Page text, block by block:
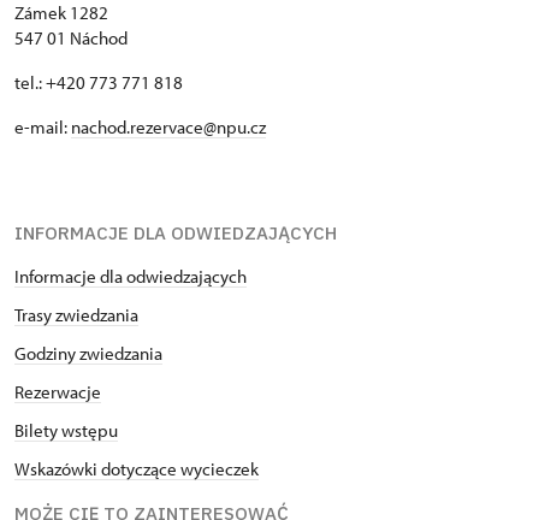
Zámek 1282
547 01 Náchod
tel.: +420 773 771 818
e-mail: nachod.rezervace@npu.cz
INFORMACJE DLA ODWIEDZAJĄCYCH
Informacje dla odwiedzających
Trasy zwiedzania
Godziny zwiedzania
Rezerwacje
Bilety wstępu
Wskazówki dotyczące wycieczek
MOŻE CIĘ TO ZAINTERESOWAĆ